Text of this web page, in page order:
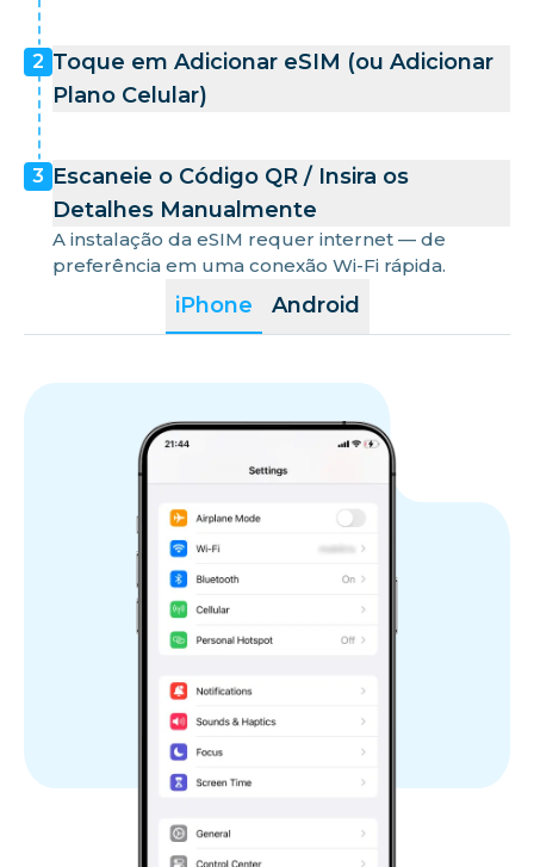
iPhone Android
2 Toque em Adicionar eSIM (ou Adicionar
Plano Celular)
3 Escaneie o Código QR / Insira os
Detalhes Manualmente
A instalação da eSIM requer internet — de
preferência em uma conexão Wi-Fi rápida.